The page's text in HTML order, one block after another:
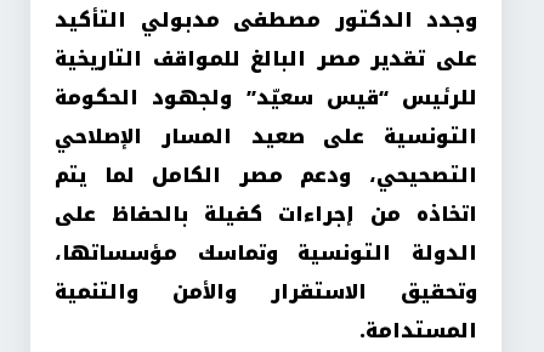
وجدد الدكتور مصطفى مدبولي التأكيد
على تقدير مصر البالغ للمواقف التاريخية
للرئيس “قيس سعيّد” ولجهود الحكومة
التونسية على صعيد المسار الإصلاحي
التصحيحي، ودعم مصر الكامل لما يتم
اتخاذه من إجراءات كفيلة بالحفاظ على
الدولة التونسية وتماسك مؤسساتها،
وتحقيق الاستقرار والأمن والتنمية
المستدامة.